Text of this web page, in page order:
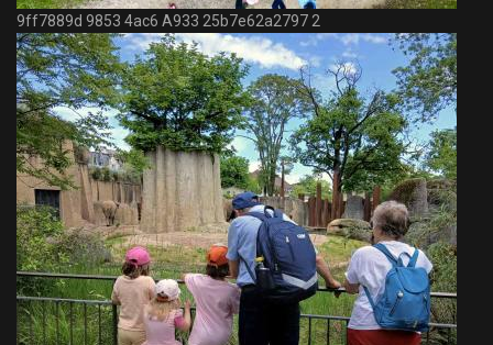
9ff7889d 9853 4ac6 A933 25b7e62a2797 2